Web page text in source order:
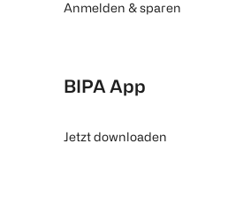
Anmelden & sparen
BIPA App
Jetzt downloaden